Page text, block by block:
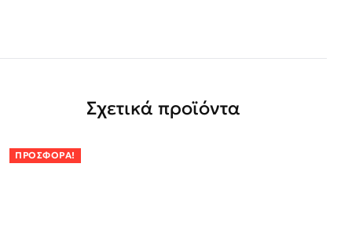
Σχετικά προϊόντα
ΠΡΟΣΦΟΡΆ!